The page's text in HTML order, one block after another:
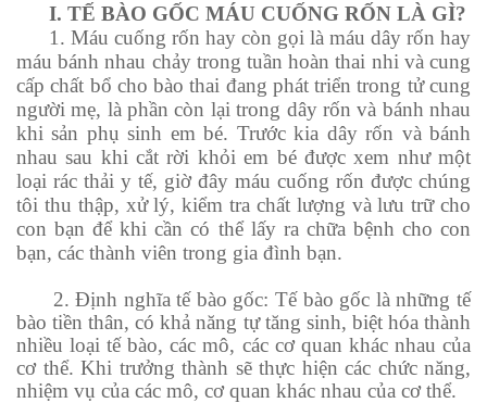
I. TẾ BÀO GỐC MÁU CUỐNG RỐN LÀ GÌ?
1. Máu cuống rốn hay còn gọi là máu dây rốn hay
máu bánh nhau chảy trong tuần hoàn thai nhi và cung
cấp chất bổ cho bào thai đang phát triển trong tử cung
người mẹ, là phần còn lại trong dây rốn và bánh nhau
khi sản phụ sinh em bé. Trước kia dây rốn và bánh
nhau sau khi cắt rời khỏi em bé được xem như một
loại rác thải y tế, giờ đây máu cuống rốn được chúng
tôi thu thập, xử lý, kiểm tra chất lượng và lưu trữ cho
con bạn để khi cần có thể lấy ra chữa bệnh cho con
bạn, các thành viên trong gia đình bạn.
2. Định nghĩa tế bào gốc: Tế bào gốc là những tế
bào tiền thân, có khả năng tự tăng sinh, biệt hóa thành
nhiều loại tế bào, các mô, các cơ quan khác nhau của
cơ thể. Khi trưởng thành sẽ thực hiện các chức năng,
nhiệm vụ của các mô, cơ quan khác nhau của cơ thể.